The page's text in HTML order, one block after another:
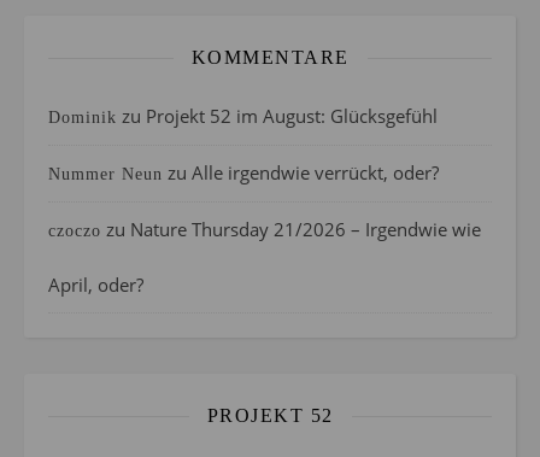
KOMMENTARE
Dominik zu Projekt 52 im August: Glücksgefühl
Nummer Neun zu Alle irgendwie verrückt, oder?
czoczo zu Nature Thursday 21/2026 – Irgendwie wie
April, oder?
PROJEKT 52